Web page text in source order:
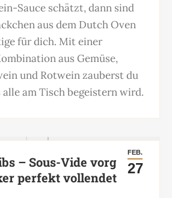
Sauce schätzt, dann sind
aus dem Dutch Oven
für dich. Mit einer
aus Gemüse,
und Rotwein zauberst du
am Tisch begeistern wird.
FEB.
27
– Sous-Vide vorgegart
perfekt vollendet